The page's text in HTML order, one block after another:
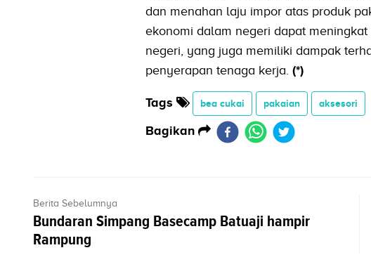
dan menahan laju impor atas produk
ekonomi dalam negeri dapat
negeri, yang juga memiliki dampak
penyerapan tenaga kerja. (*)
Tags bea cukai pakaian aksesori
Bagikan
Berita Sebelumnya
Bundaran Simpang Basecamp Batuaji hampir
Rampung